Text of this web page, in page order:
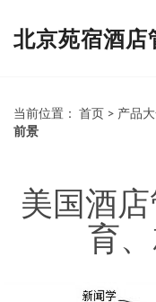
北京苑宿酒店
当前位置： 首页 > 产品
前景
美国酒
育